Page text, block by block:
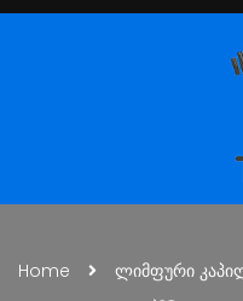
Home ლიმფური